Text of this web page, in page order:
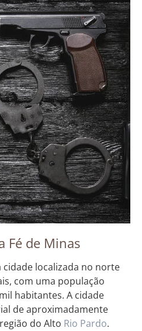
Fé de Minas
cidade localizada no norte
com uma população
habitantes. A cidade
de aproximadamente
do Alto Rio Pardo.